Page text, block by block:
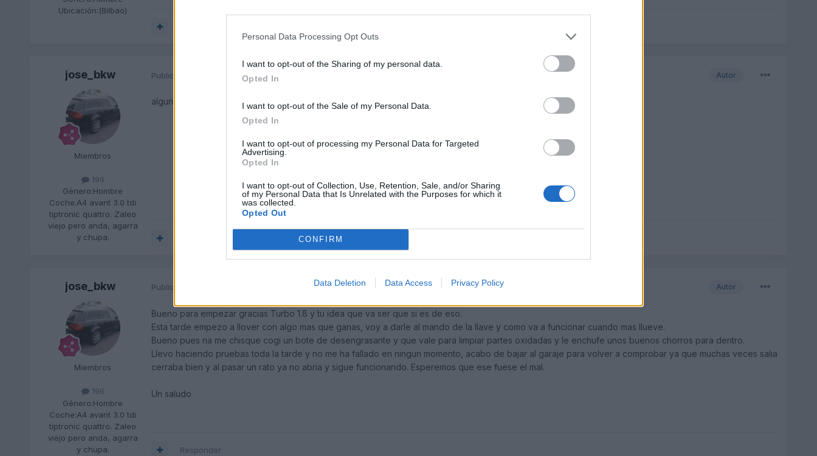
Personal Data Processing Opt Outs
I want to opt-out of the Sharing of my personal data.
Opted In
I want to opt-out of the Sale of my Personal Data.
Opted In
I want to opt-out of processing my Personal Data for Targeted
Advertising.
Opted In
I want to opt-out of Collection, Use, Retention, Sale, and/or Sharing
of my Personal Data that Is Unrelated with the Purposes for which it
was collected.
Opted Out
CONFIRM
Data Deletion Data Access Privacy Policy
Ubicación:(Bilbao)
jose_bkw
Miembros
196
Género:Hombre
Coche:A4 avant 3.0 tdi
tiptronic quattro. Zaleo
viejo pero anda, agarra
y chupa.
Autor
Publicado 21 de Mayo del 2010
alguna idea...........................
jose_bkw
Miembros
196
Género:Hombre
Coche:A4 avant 3.0 tdi
tiptronic quattro. Zaleo
viejo pero anda, agarra
y chupa.
Autor
Publicado
Bueno para empezar gracias Turbo 1.8 y tu idea que va ser que si es de eso.
Esta tarde empezo a llover con algo mas que ganas, voy a darle al mando de la llave y como va a funcionar cuando mas llueve.
Bueno pues na me chisque cogi un bote de desengrasante y que vale para limpiar partes oxidadas y le enchufe unos buenos chorros para dentro.
Llevo haciendo pruebas toda la tarde y no me ha fallado en ningun momento, acabo de bajar al garaje para volver a comprobar ya que muchas veces salia
cerraba bien y al pasar un rato ya no abria y sigue funcionando. Esperemos que ese fuese el mal.
Un saludo
Responder